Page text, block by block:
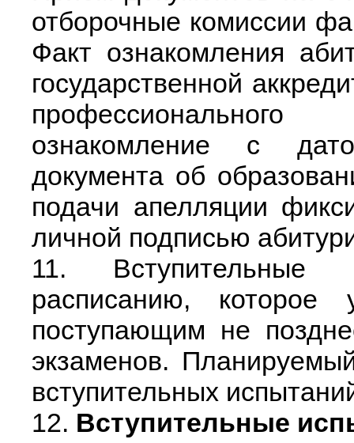
отборочные комиссии
Факт ознакомления
государственной
ознакомление с
документа об
подачи апелляции
личной подписью
11. Вступительные
расписанию, которое
поступающим не
экзаменов.
вступительных
12. Вступительные